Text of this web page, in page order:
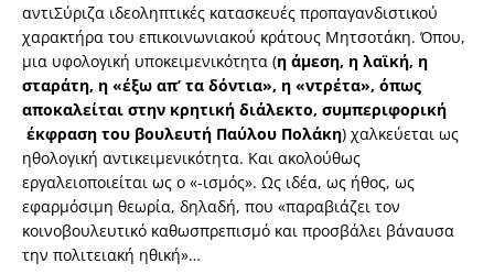
αντιΣύριζα ιδεοληπτικές κατασκευές προπαγανδιστικού
χαρακτήρα του επικοινωνιακού κράτους Μητσοτάκη. Όπου,
μια υφολογική υποκειμενικότητα (η άμεση, η λαϊκή, η
σταράτη, η «έξω απ’ τα δόντια», η «ντρέτα», όπως
αποκαλείται στην κρητική διάλεκτο, συμπεριφορική
έκφραση του βουλευτή Παύλου Πολάκη) χαλκεύεται ως
ηθολογική αντικειμενικότητα. Και ακολούθως
εργαλειοποιείται ως ο «-ισμός». Ως ιδέα, ως ήθος, ως
εφαρμόσιμη θεωρία, δηλαδή, που «παραβιάζει τον
κοινοβουλευτικό καθωσπρεπισμό και προσβάλει βάναυσα
την πολιτειακή ηθική»…